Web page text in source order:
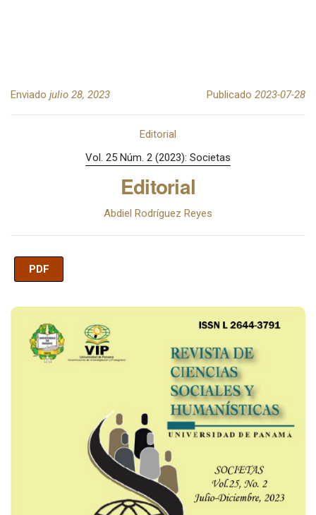
Enviado julio 28, 2023 Publicado 2023-07-28
Editorial
Vol. 25 Núm. 2 (2023): Societas
Editorial
Abdiel Rodríguez Reyes
PDF
Imagen de portada